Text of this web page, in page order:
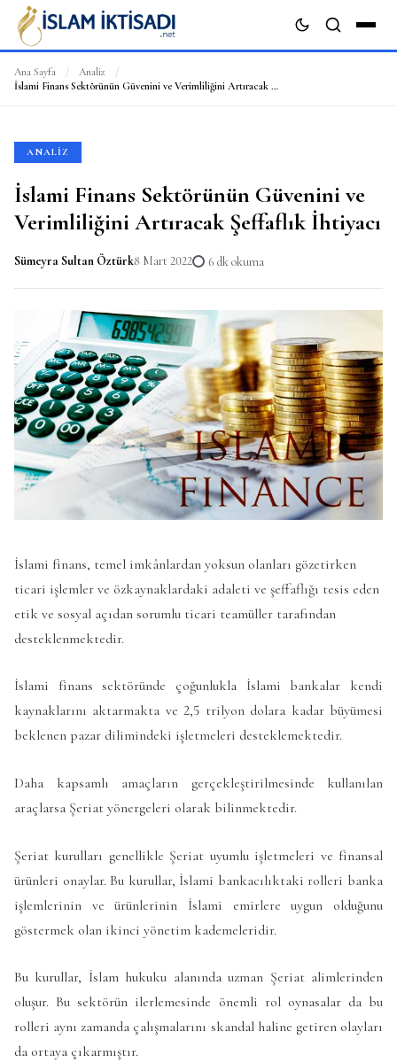
ARA
Ana Sayfa / Analiz
/
İslami Finans Sektörünün Güvenini ve Verimliliğini Artıracak Şeffaflık İhtiyacı
ANALIZ
İslami Finans Sektörünün Güvenini ve
Verimliliğini Artıracak Şeffaflık İhtiyacı
Sümeyra Sultan Öztürk8 Mart 2022 6 dk okuma
İslami finans, temel imkânlardan yoksun olanları gözetirken
ticari işlemler ve özkaynaklardaki adaleti ve şeffaflığı tesis eden
etik ve sosyal açıdan sorumlu ticari teamüller tarafından
desteklenmektedir.
İslami finans sektöründe çoğunlukla İslami bankalar kendi
kaynaklarını aktarmakta ve 2,5 trilyon dolara kadar büyümesi
beklenen pazar dilimindeki işletmeleri desteklemektedir.
Daha kapsamlı amaçların gerçekleştirilmesinde kullanılan
araçlarsa Şeriat yönergeleri olarak bilinmektedir.
Şeriat kurulları genellikle Şeriat uyumlu işletmeleri ve finansal
ürünleri onaylar. Bu kurullar, İslami bankacılıktaki rolleri banka
işlemlerinin ve ürünlerinin İslami emirlere uygun olduğunu
göstermek olan ikinci yönetim kademeleridir.
Bu kurullar, İslam hukuku alanında uzman Şeriat alimlerinden
oluşur. Bu sektörün ilerlemesinde önemli rol oynasalar da bu
rolleri aynı zamanda çalışmalarını skandal haline getiren olayları
da ortaya çıkarmıştır.